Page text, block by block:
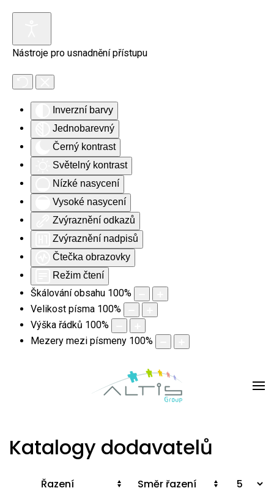
Nástroje pro usnadnění přístupu
Inverzní barvy
Jednobarevný
Černý kontrast
Světelný kontrast
Nízké nasycení
Vysoké nasycení
Zvýraznění odkazů
Zvýraznění nadpisů
Čtečka obrazovky
Režim čtení
Škálování obsahu 100%
Velikost písma 100%
Výška řádků 100%
Mezery mezi písmeny 100%
Katalogy dodavatelů
Počet